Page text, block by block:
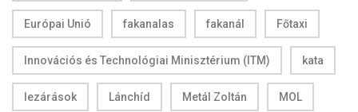
Európai Unió fakanalas fakanál Főtaxi
Innovációs és Technológiai Minisztérium (ITM) kata
lezárások Lánchíd Metál Zoltán MOL